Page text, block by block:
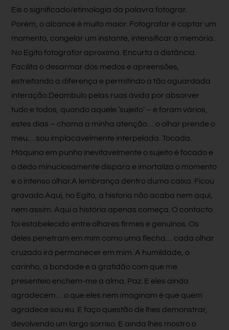
Eis o significado/etimologia da palavra fotograr.
Porém, o alcance é muito maior. Fotografar é captar um
momento, congelar um instante, intensificar a memória.
No Egito fotografar aproxima. Encurta a distância.
Facilita o desarmar dos medos e apreensões,
estreitando a diferença e permitindo a tão aguardada
interação.Deambulo pelas ruas ávida por absorver
tudo e todos, quando aquele ‘sujeito’ – e foram vários,
estes dias – chama a minha atenção… o olhar prende o
meu… sou implacavelmente interpelada. Tocada.
Máquina em punho inevitavelmente o sujeito é focado e
o dedo minuciosamente dispara e imortaliza o momento
e o intenso olhar.A lembrança dentro duma caixa. Ficou
gravado.Aqui, no Egito, a historia não acaba nem aqui,
nem assim. Aqui a história apenas começa. O contacto
foi estabelecido entre olhares firmes e genuínos. Os
deles penetram em mim como uma flecha… cada olhar
cruzado irá permanecer em mim. A humildade, o
carinho, a bondade e a gratidão com que me
presenteio enchem-me a alma. Paz. E eles ainda
agradecem… o que eles nem imaginam é que quem
agradece sou eu. E faço questão de lhes demonstrar,
devolvendo um largo sorriso. E ainda lhes mostro o